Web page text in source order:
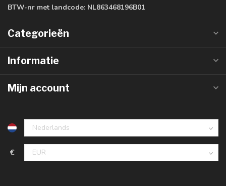
BTW-nr met landcode: NL863468196B01
Categorieën
Informatie
Mijn account
€